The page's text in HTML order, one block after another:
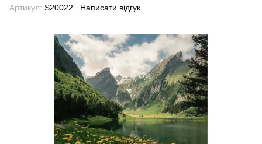
Артикул: S20022 Написати відгук